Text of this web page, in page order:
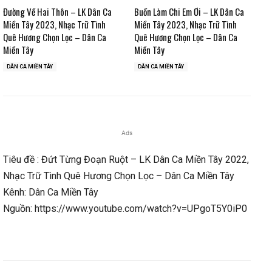
Đường Về Hai Thôn – LK Dân Ca
Miền Tây 2023, Nhạc Trữ Tình
Quê Hương Chọn Lọc – Dân Ca
Miền Tây
DÂN CA MIỀN TÂY
Buồn Làm Chi Em Ơi – LK Dân Ca
Miền Tây 2023, Nhạc Trữ Tình
Quê Hương Chọn Lọc – Dân Ca
Miền Tây
DÂN CA MIỀN TÂY
Ads
Tiêu đề : Đứt Từng Đoạn Ruột – LK Dân Ca Miền Tây 2022,
Nhạc Trữ Tình Quê Hương Chọn Lọc – Dân Ca Miền Tây
Kênh: Dân Ca Miền Tây
Nguồn: https://www.youtube.com/watch?v=UPgoT5Y0iP0